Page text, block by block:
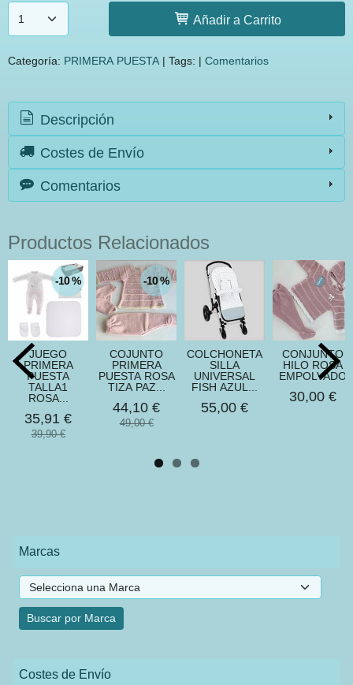
Marcas
Costes de Envío
Añadir a Carrito
Categoría: PRIMERA PUESTA | Tags: | Comentarios
Descripción
Costes de Envío
Comentarios
Productos Relacionados
-10 %
JUEGO
PRIMERA
PUESTA
TALLA1
ROSA...
35,91 €
39,90 €
-10 %
COJUNTO
PRIMERA
PUESTA ROSA
TIZA PAZ...
44,10 €
49,00 €
COLCHONETA
SILLA
UNIVERSAL
FISH AZUL...
55,00 €
CONJUNTO
HILO ROSA
EMPOLVADO
30,00 €